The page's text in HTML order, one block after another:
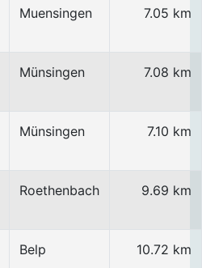
Muensingen 7.05 km
Münsingen 7.08 km
Münsingen 7.10 km
Roethenbach 9.69 km
Belp 10.72 km